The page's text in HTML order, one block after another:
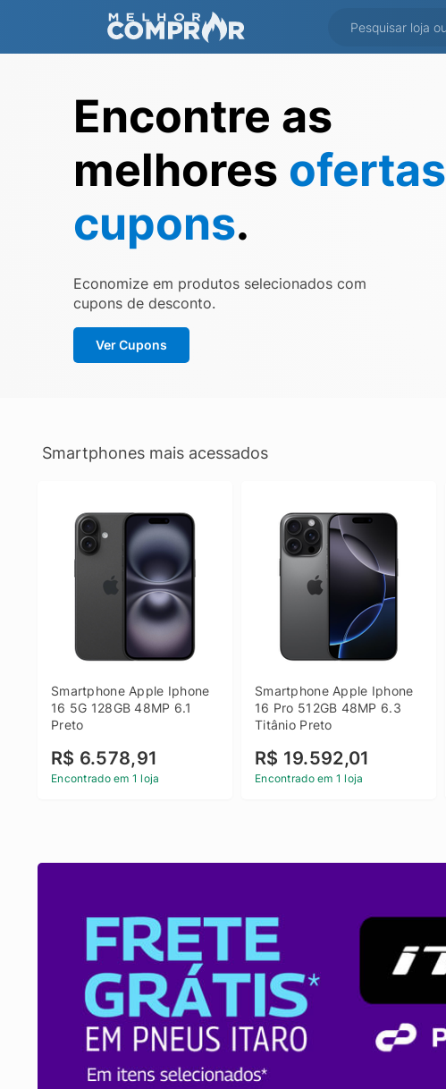
Encontre as
melhores ofertas
cupons.
Economize em produtos selecionados com
cupons de desconto.
Ver Cupons
Smartphones mais acessados
Smartphone Apple Iphone
16 5G 128GB 48MP 6.1
Preto
R$ 6.578,91
Encontrado em 1 loja
Smartphone Apple Iphone
16 Pro 512GB 48MP 6.3
Titânio Preto
R$ 19.592,01
Encontrado em 1 loja